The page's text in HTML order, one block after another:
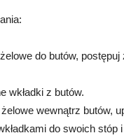
do butów,
wkładki z butów.
wewnątrz butów,
do swoich